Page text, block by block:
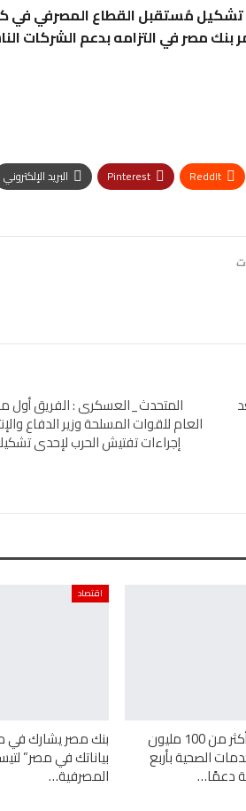
تشكيل مُستقبل القطاع المصرفي في
مصر في التزامه بدعم الشركات
ReddIt
Pinterest البريد الإلكتروني
المتحدث_العسكرى : الفريق أول
العام للقوات المسلحة وزير الدفاع
إجراءات تفتيش الحرب لإحدى
بنك مصر يضخ أكثر من 100 مليون
الصحية بأربع
دعمًا…
اقتصاد
بنك مصر يشارك في
بياناتك في مصر”
المصرفية…